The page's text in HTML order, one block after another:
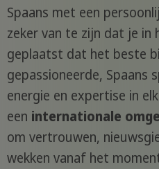
Spaans met een
zeker van te zijn dat je
geplaatst dat het beste
gepassioneerde, Spaans
energie en expertise in
een internationale
om vertrouwen,
wekken vanaf het